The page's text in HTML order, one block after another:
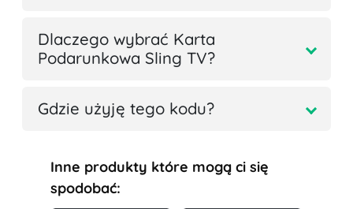
Dlaczego wybrać Karta
Podarunkowa Sling TV?
Gdzie użyję tego kodu?
Inne produkty które mogą ci się
spodobać: